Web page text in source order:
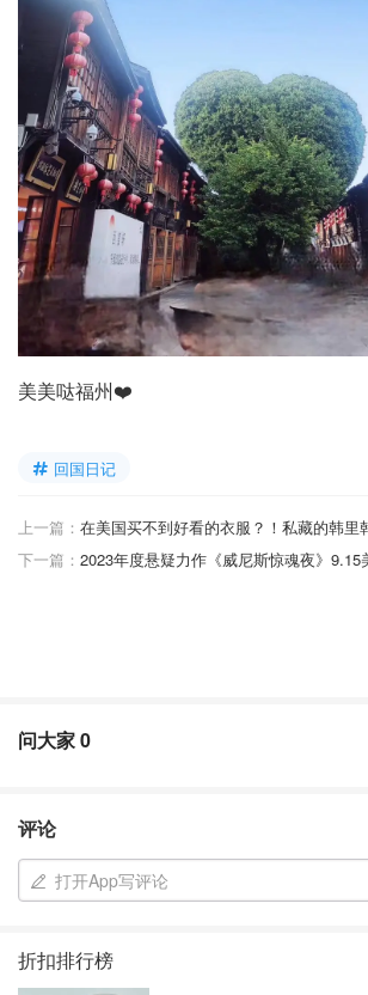
美美哒福州❤️
回国日记
上一篇： 在美国买不到好看的衣服？！私藏的韩里
下一篇：
问大家0
评论
打开App写评论
折扣排行榜